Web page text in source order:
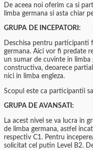
De aceea noi oferim ca si
limba germana si asta chiar
GRUPA DE INCEPATORI:
Deschisa pentru participanti
germana. Aici vor fi predate
un sumar de cuvinte in
constructiva, deoarece
nici in limba engleza.
Scopul este ca participantii
GRUPA DE AVANSATI:
La acest nivel se va lucra in
de limba germana, astfel
respectiv C1. Pentru
solicitat cel putin Level B2.